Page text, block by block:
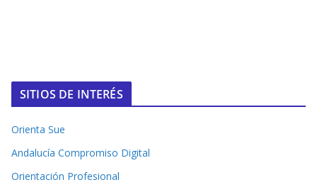
SITIOS DE INTERÉS
Orienta Sue
Andalucía Compromiso Digital
Orientación Profesional